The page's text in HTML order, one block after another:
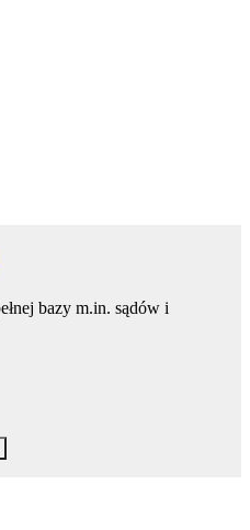
bazy m.in. sądów i